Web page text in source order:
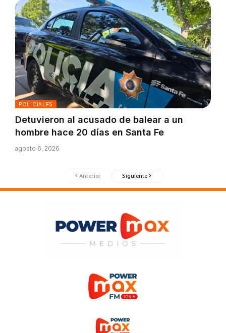
POLICIALES
Detuvieron al acusado de balear a un
hombre hace 20 días en Santa Fe
agosto 6, 2026
Anterior Siguiente